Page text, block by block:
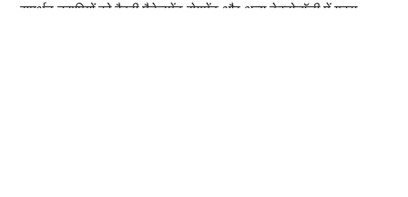
समर्थन उद्यमियों को बैटरी मैनेजमेंट सेगमेंट और अन्य टेक्नोलॉजी में गहरा